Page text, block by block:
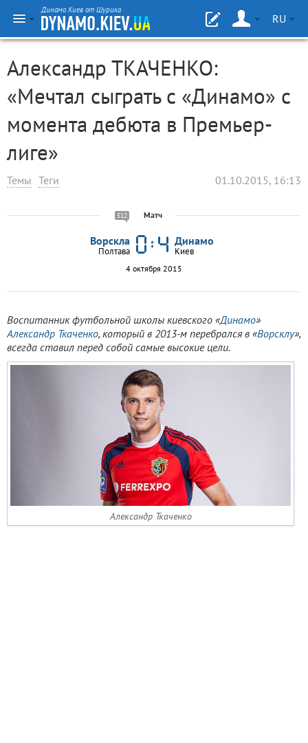
Динамо Киев от Шурика
RU
Александр ТКАЧЕНКО:
«Мечтал сыграть с «Динамо» с
момента дебюта в Премьер-
лиге»
Темы Теги 01.10.2015, 16:13
512 Матч
Ворскла
Полтава
Динамо
Киев
4 октября 2015
Воспитанник футбольной школы киевского «Динамо»
Александр Ткаченко, который в 2013-м перебрался в «Ворсклу»,
всегда ставил перед собой самые высокие цели.
Александр Ткаченко